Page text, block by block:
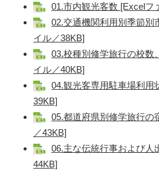
01.市内観光客数 [Excelフ
02.交通機関利用別季節別
イル／38KB]
03.校種別修学旅行の校数
イル／40KB]
04.観光客専用駐車場利用
39KB]
05.都道府県別修学旅行の
／43KB]
06.主な伝統行事および人
44KB]